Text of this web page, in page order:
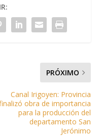
PRÓXIMO
Canal Irigoyen: Provincia
obra de importancia
para la producción del
departamento San
Jerónimo